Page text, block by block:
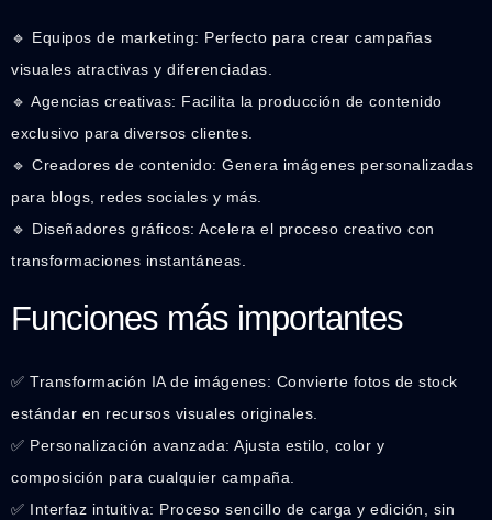
🔹 Equipos de marketing: Perfecto para crear campañas
visuales atractivas y diferenciadas.
🔹 Agencias creativas: Facilita la producción de contenido
exclusivo para diversos clientes.
🔹 Creadores de contenido: Genera imágenes personalizadas
para blogs, redes sociales y más.
🔹 Diseñadores gráficos: Acelera el proceso creativo con
transformaciones instantáneas.
Funciones más importantes
✅ Transformación IA de imágenes: Convierte fotos de stock
estándar en recursos visuales originales.
✅ Personalización avanzada: Ajusta estilo, color y
composición para cualquier campaña.
✅ Interfaz intuitiva: Proceso sencillo de carga y edición, sin